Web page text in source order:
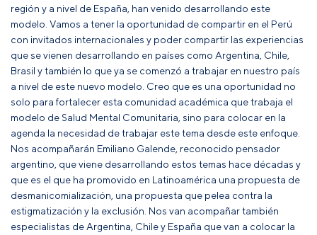
región y a nivel de España, han venido desarrollando este
modelo. Vamos a tener la oportunidad de compartir en el Perú
con invitados internacionales y poder compartir las experiencias
que se vienen desarrollando en países como Argentina, Chile,
Brasil y también lo que ya se comenzó a trabajar en nuestro país
a nivel de este nuevo modelo. Creo que es una oportunidad no
solo para fortalecer esta comunidad académica que trabaja el
modelo de Salud Mental Comunitaria, sino para colocar en la
agenda la necesidad de trabajar este tema desde este enfoque.
Nos acompañarán Emiliano Galende, reconocido pensador
argentino, que viene desarrollando estos temas hace décadas y
que es el que ha promovido en Latinoamérica una propuesta de
desmanicomialización, una propuesta que pelea contra la
estigmatización y la exclusión. Nos van acompañar también
especialistas de Argentina, Chile y España que van a colocar la